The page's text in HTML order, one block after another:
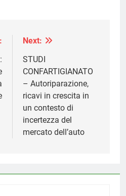
Next:
STUDI
CONFARTIGIANATO
– Autoriparazione,
ricavi in crescita in
un contesto di
incertezza del
mercato dell’auto